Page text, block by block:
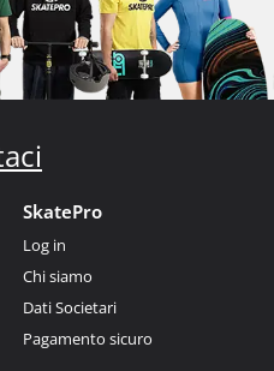
SkatePro
Log in
Chi siamo
Dati Societari
Pagamento sicuro